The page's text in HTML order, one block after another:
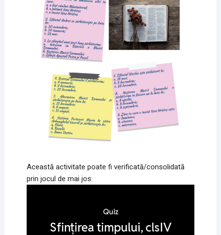
Această activitate poate fi verificată/consolidată
prin jocul de mai jos: